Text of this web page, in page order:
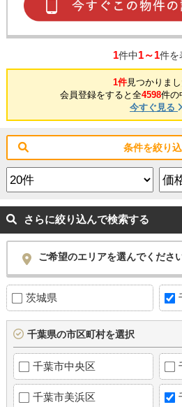
1件中1～1件を
1件見つかりまし
会員登録をすると全4598件の
今すぐ見る
条件を絞り
さらに絞り込んで検索する
ご希望のエリアを選んでくださ
茨城県
千葉県の市区町村を選択
千葉市中央区
千葉市美浜区